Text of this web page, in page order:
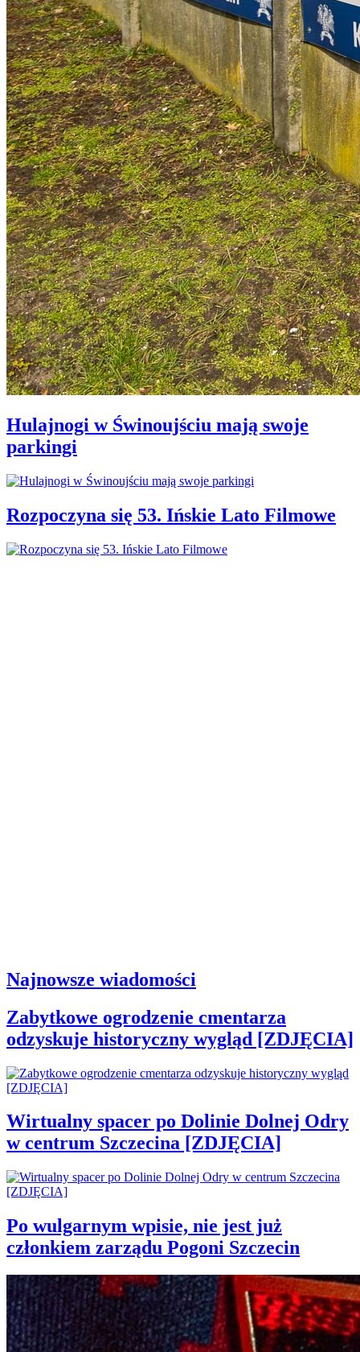
Hulajnogi w Świnoujściu mają swoje
parkingi
Rozpoczyna się 53. Ińskie Lato Filmowe
Najnowsze wiadomości
Zabytkowe ogrodzenie cmentarza
odzyskuje historyczny wygląd [ZDJĘCIA]
Wirtualny spacer po Dolinie Dolnej Odry
w centrum Szczecina [ZDJĘCIA]
Po wulgarnym wpisie, nie jest już
członkiem zarządu Pogoni Szczecin